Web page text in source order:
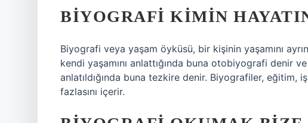
BIYOGRAFI KIMIN
Biyografi veya yaşam öyküsü, bir kişinin yaşamını
kendi yaşamını anlattığında buna otobiyografi denir
anlatıldığında buna tezkire denir. Biyografiler,
fazlasını içerir.